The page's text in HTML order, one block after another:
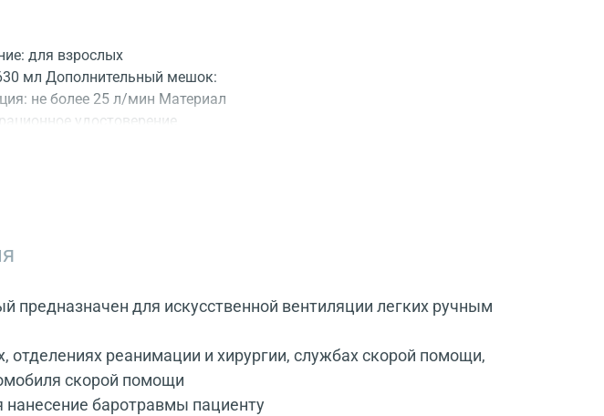
для взрослых
мл Дополнительный мешок:
не более 25 л/мин Материал
удостоверение
для искусственной вентиляции легких ручным
отделениях реанимации и хирургии, службах скорой помощи,
скорой помощи
баротравмы пациенту